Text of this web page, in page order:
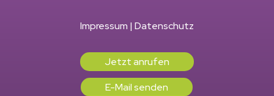
Impressum | Datenschutz
Jetzt anrufen
E-Mail senden